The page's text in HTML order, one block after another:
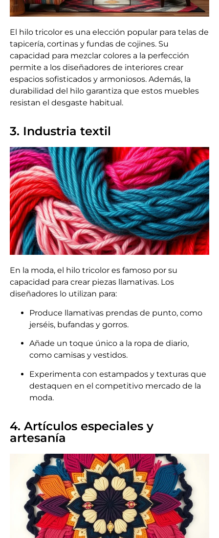
El hilo tricolor es una elección popular para telas de
tapicería, cortinas y fundas de cojines. Su
capacidad para mezclar colores a la perfección
permite a los diseñadores de interiores crear
espacios sofisticados y armoniosos. Además, la
durabilidad del hilo garantiza que estos muebles
resistan el desgaste habitual.
3. Industria textil
En la moda, el hilo tricolor es famoso por su
capacidad para crear piezas llamativas. Los
diseñadores lo utilizan para:
Produce llamativas prendas de punto, como
jerséis, bufandas y gorros.
Añade un toque único a la ropa de diario,
como camisas y vestidos.
Experimenta con estampados y texturas que
destaquen en el competitivo mercado de la
moda.
4. Artículos especiales y
artesanía